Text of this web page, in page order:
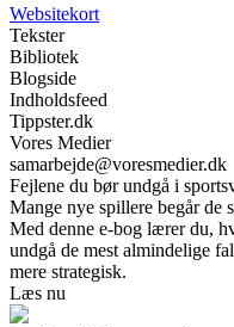
Websitekort
Tekster
Bibliotek
Blogside
Indholdsfeed
Tippster.dk
Vores Medier
samarbejde@voresmedier.dk
Fejlene du bør undgå i
Mange nye spillere begår de
Med denne e-bog lærer du,
undgå de mest almindelige
mere strategisk.
Læs nu